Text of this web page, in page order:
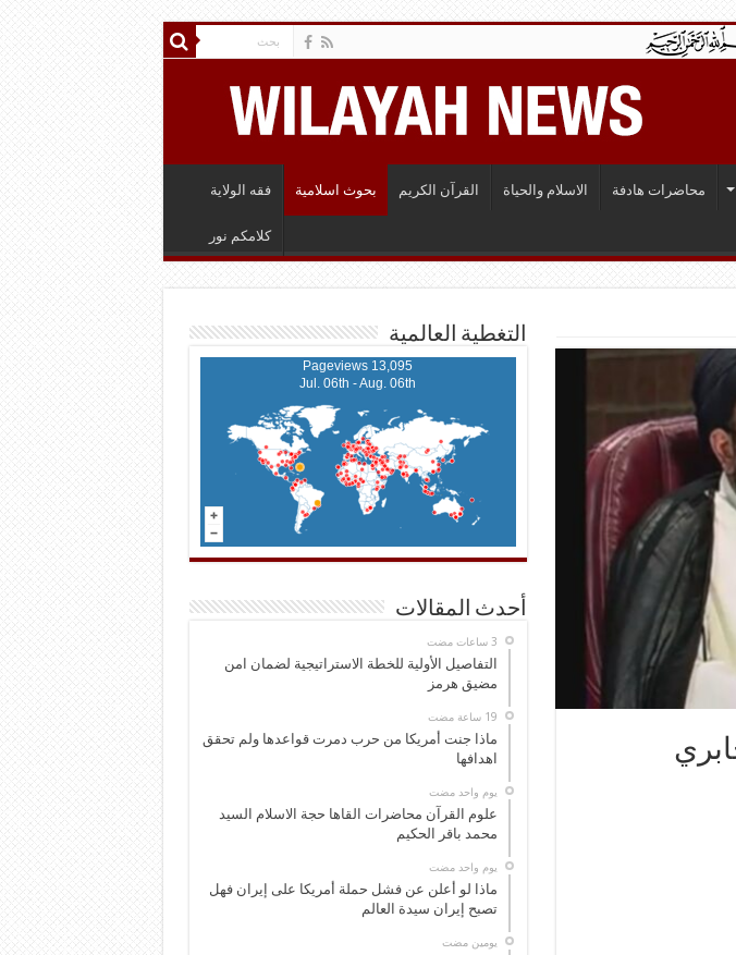
محاضرات هادفة الاسلام والحياة القرآن الكريم بحوث اسلامية فقه الولاية
كلامكم نور
التغطية العالمية
13,095 Pageviews
Jul. 06th - Aug. 06th
أحدث المقالات
التفاصيل الأولية للخطة الاستراتيجية لضمان امن
مضيق هرمز
ماذا جنت أمريكا من حرب دمرت قواعدها ولم تحقق
اهدافها
‏يوم واحد مضت
علوم القرآن محاضرات القاها حجة الاسلام السيد
محمد باقر الحكيم
‏يوم واحد مضت
ماذا لو أعلن عن فشل حملة أمريكا على إيران فهل
تصبح إيران سيدة العالم
‏يومين مضت